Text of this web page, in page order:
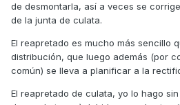
otro que hiciese sospechar.
Gracias por la información.
de desmontarla, así a veces se
de la junta de culata.
El reapretado es mucho más sencillo
distribución, que luego además (por
común) se lleva a planificar a la
El reapretado de culata, yo lo hago